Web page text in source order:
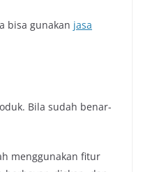
bisa gunakan jasa
Bila sudah benar-
menggunakan fitur